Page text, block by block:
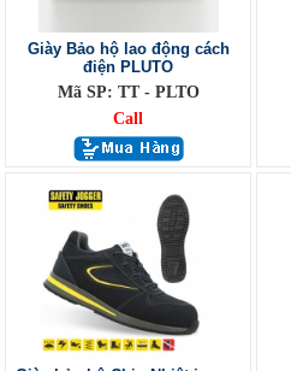
Giày Bảo hộ lao động cách
điện PLUTO
Mã SP: TT - PLTO
Call